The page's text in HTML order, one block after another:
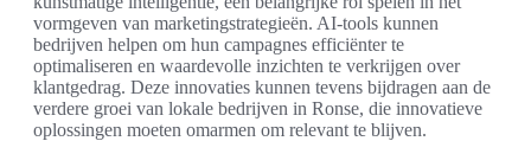
vormgeven van marketingstrategieën. AI-tools kunnen
bedrijven helpen om hun campagnes efficiënter te
optimaliseren en waardevolle inzichten te verkrijgen over
klantgedrag. Deze innovaties kunnen tevens bijdragen aan de
verdere groei van lokale bedrijven in Ronse, die innovatieve
oplossingen moeten omarmen om relevant te blijven.